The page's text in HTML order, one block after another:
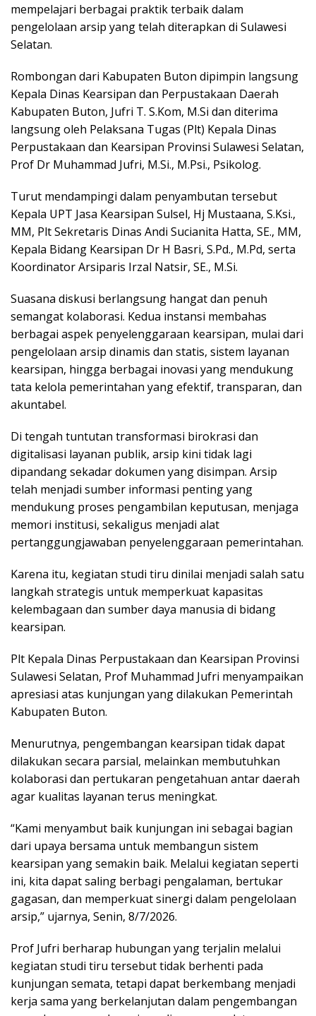
mempelajari berbagai praktik terbaik dalam
pengelolaan arsip yang telah diterapkan di Sulawesi
Selatan.
Rombongan dari Kabupaten Buton dipimpin langsung
Kepala Dinas Kearsipan dan Perpustakaan Daerah
Kabupaten Buton, Jufri T. S.Kom, M.Si dan diterima
langsung oleh Pelaksana Tugas (Plt) Kepala Dinas
Perpustakaan dan Kearsipan Provinsi Sulawesi Selatan,
Prof Dr Muhammad Jufri, M.Si., M.Psi., Psikolog.
Turut mendampingi dalam penyambutan tersebut
Kepala UPT Jasa Kearsipan Sulsel, Hj Mustaana, S.Ksi.,
MM, Plt Sekretaris Dinas Andi Sucianita Hatta, SE., MM,
Kepala Bidang Kearsipan Dr H Basri, S.Pd., M.Pd, serta
Koordinator Arsiparis Irzal Natsir, SE., M.Si.
Suasana diskusi berlangsung hangat dan penuh
semangat kolaborasi. Kedua instansi membahas
berbagai aspek penyelenggaraan kearsipan, mulai dari
pengelolaan arsip dinamis dan statis, sistem layanan
kearsipan, hingga berbagai inovasi yang mendukung
tata kelola pemerintahan yang efektif, transparan, dan
akuntabel.
Di tengah tuntutan transformasi birokrasi dan
digitalisasi layanan publik, arsip kini tidak lagi
dipandang sekadar dokumen yang disimpan. Arsip
telah menjadi sumber informasi penting yang
mendukung proses pengambilan keputusan, menjaga
memori institusi, sekaligus menjadi alat
pertanggungjawaban penyelenggaraan pemerintahan.
Karena itu, kegiatan studi tiru dinilai menjadi salah satu
langkah strategis untuk memperkuat kapasitas
kelembagaan dan sumber daya manusia di bidang
kearsipan.
Plt Kepala Dinas Perpustakaan dan Kearsipan Provinsi
Sulawesi Selatan, Prof Muhammad Jufri menyampaikan
apresiasi atas kunjungan yang dilakukan Pemerintah
Kabupaten Buton.
Menurutnya, pengembangan kearsipan tidak dapat
dilakukan secara parsial, melainkan membutuhkan
kolaborasi dan pertukaran pengetahuan antar daerah
agar kualitas layanan terus meningkat.
“Kami menyambut baik kunjungan ini sebagai bagian
dari upaya bersama untuk membangun sistem
kearsipan yang semakin baik. Melalui kegiatan seperti
ini, kita dapat saling berbagi pengalaman, bertukar
gagasan, dan memperkuat sinergi dalam pengelolaan
arsip,” ujarnya, Senin, 8/7/2026.
Prof Jufri berharap hubungan yang terjalin melalui
kegiatan studi tiru tersebut tidak berhenti pada
kunjungan semata, tetapi dapat berkembang menjadi
kerja sama yang berkelanjutan dalam pengembangan